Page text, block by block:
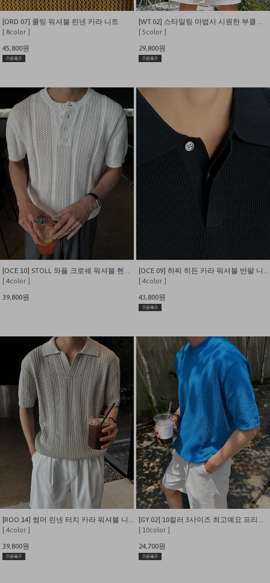
[ORD.07] 쿨링 워셔블 린넨 카라 니트
[ 8color ]
45,800원
[WT.02] 스타일링 마법사 시원한 부클 반팔 단가라 가디건
[ 5color ]
29,800원
[OCE.10] STOLL 와플 크로쉐 워셔블 헨리넥 니트
[ 4color ]
39,800원
[OCE.09] 하찌 히든 카라 워셔블 반팔 니트
[ 4color ]
43,800원
[ROO.14] 썸머 린넨 터치 카라 워셔블 니트 반팔 티셔츠
[ 4color ]
39,800원
[GY.02] 10컬러 3사이즈 최고예요 프리미엄 쿨링 부클 썸머 린넨니트
[ 10color ]
24,700원